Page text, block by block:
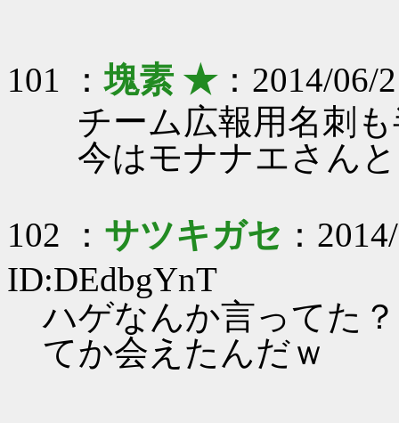
101 ：塊素 ★：2014/06/
チーム広報用名刺
今はモナナエさん
102 ： サツキガセ ：
ID:DEdbgYnT
ハゲなんか言ってた？
てか会えたんだｗ